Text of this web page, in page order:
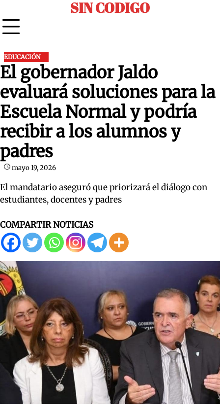
to
content
SIN CODIGO
EDUCACIÓN
El gobernador Jaldo
evaluará soluciones para la
Escuela Normal y podría
recibir a los alumnos y
padres
mayo 19, 2026
El mandatario aseguró que priorizará el diálogo con
estudiantes, docentes y padres
COMPARTIR NOTICIAS